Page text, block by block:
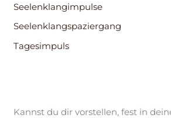
Seelenklangimpulse
Seelenklangspaziergang
Tagesimpuls
Kannst du dir vorstellen, fest in